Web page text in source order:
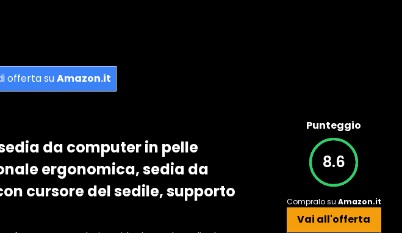
offerta suAmazon.it
da computer in pelle
ergonomica, sedia da
cursore del sedile, supporto
Punteggio
8.6
Compralo su Amazon.it
Vai all'offerta